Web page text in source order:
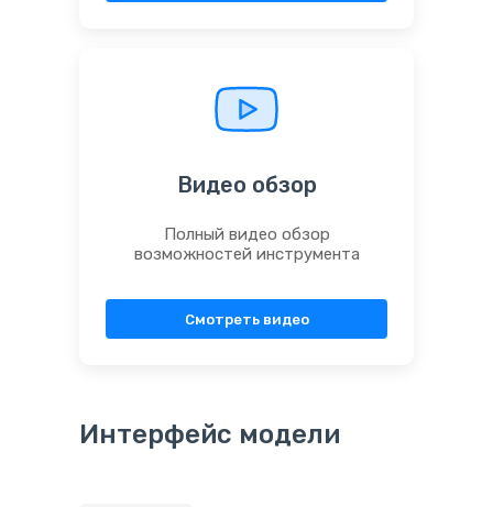
Видео обзор
Полный видео обзор
возможностей инструмента
Смотреть видео
Интерфейс модели